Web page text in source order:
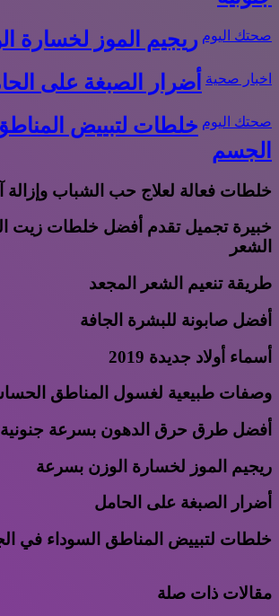
صحتك اليوم ريجيم الموز لخسارة
اخبار صحية أضرار الصبغة على
صحتك اليوم خلطات لتبييض
الجسم
خلطات فعالة لعلاج حب الشباب وإزالة
خبيرة تجميل تقدم أفضل خلطات زيت
الشعر
طريقة تنعيم الشعر المجعد
أفضل صابونة للبشرة الجافة
أسماء أولاد جديدة 2019
وصفات طبيعية لغسول المناطق
أفضل طرق حرق الدهون بسرعة جنونية
ريجيم الموز لخسارة الوزن بسرعة
أضرار الصبغة على الحامل
خلطات لتبييض المناطق السوداء في
مقالات ذات صلة